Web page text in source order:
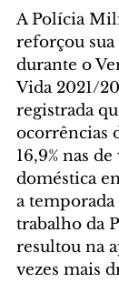
A Polícia
reforçou
durante o
Vida 2021/
registrada
ocorrências
16,9% nas
doméstica
a temporada
trabalho da
resultou na
vezes mais